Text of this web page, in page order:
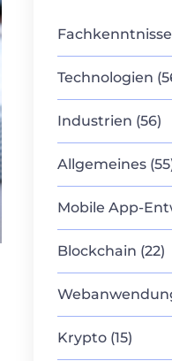
Fachkenntnisse
Technologien
Industrien (56)
Allgemeines
Mobile App-
Blockchain (22)
Krypto (15)